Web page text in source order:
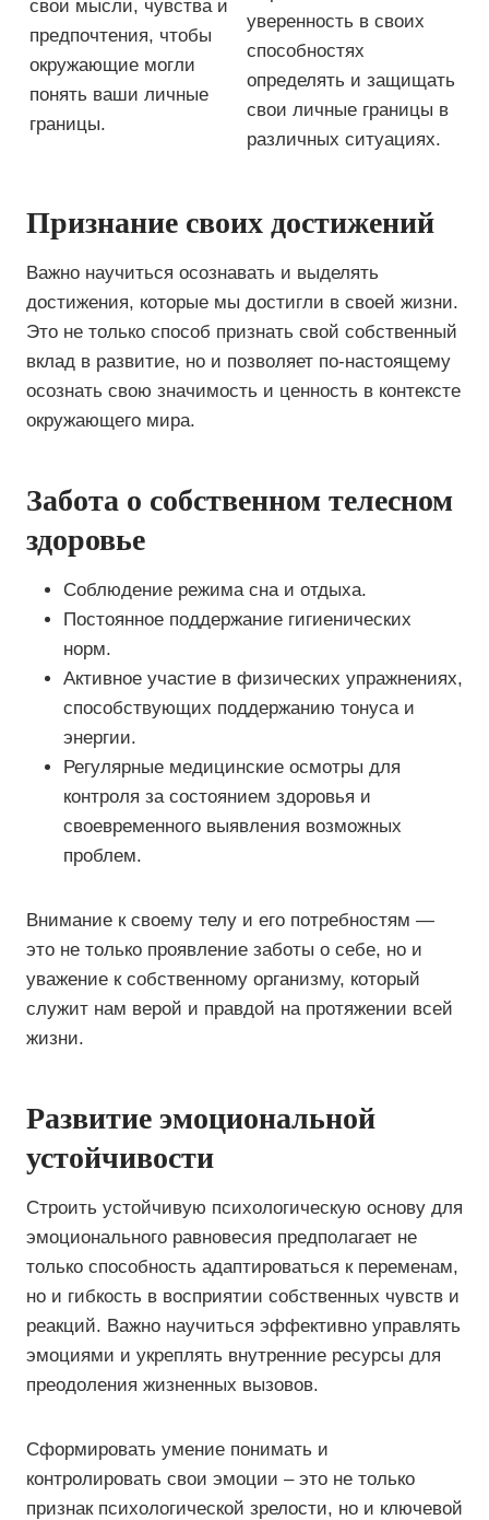
свои мысли, чувства и
предпочтения, чтобы
окружающие могли
понять ваши личные
границы.
уверенность в своих
способностях
определять и защищать
свои личные границы в
различных ситуациях.
Признание своих достижений
Важно научиться осознавать и выделять
достижения, которые мы достигли в своей жизни.
Это не только способ признать свой собственный
вклад в развитие, но и позволяет по-настоящему
осознать свою значимость и ценность в контексте
окружающего мира.
Забота о собственном телесном
здоровье
Соблюдение режима сна и отдыха.
Постоянное поддержание гигиенических
норм.
Активное участие в физических упражнениях,
способствующих поддержанию тонуса и
энергии.
Регулярные медицинские осмотры для
контроля за состоянием здоровья и
своевременного выявления возможных
проблем.
Внимание к своему телу и его потребностям —
это не только проявление заботы о себе, но и
уважение к собственному организму, который
служит нам верой и правдой на протяжении всей
жизни.
Развитие эмоциональной
устойчивости
Строить устойчивую психологическую основу для
эмоционального равновесия предполагает не
только способность адаптироваться к переменам,
но и гибкость в восприятии собственных чувств и
реакций. Важно научиться эффективно управлять
эмоциями и укреплять внутренние ресурсы для
преодоления жизненных вызовов.
Сформировать умение понимать и
контролировать свои эмоции – это не только
признак психологической зрелости, но и ключевой